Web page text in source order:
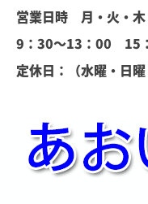
ホーム
会社案内
店舗案内
営業日時 月・火・木
9：30～13：00 15
定休日：（水曜・日曜